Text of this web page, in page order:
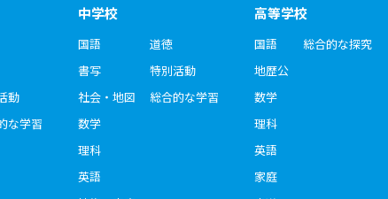
動
な学習
中学校
国語
書写
社会・地図
数学
理科
英語
道徳
特別活動
総合的な学習
高等学校
国語
地歴公
数学
理科
英語
家庭
総合的な探究